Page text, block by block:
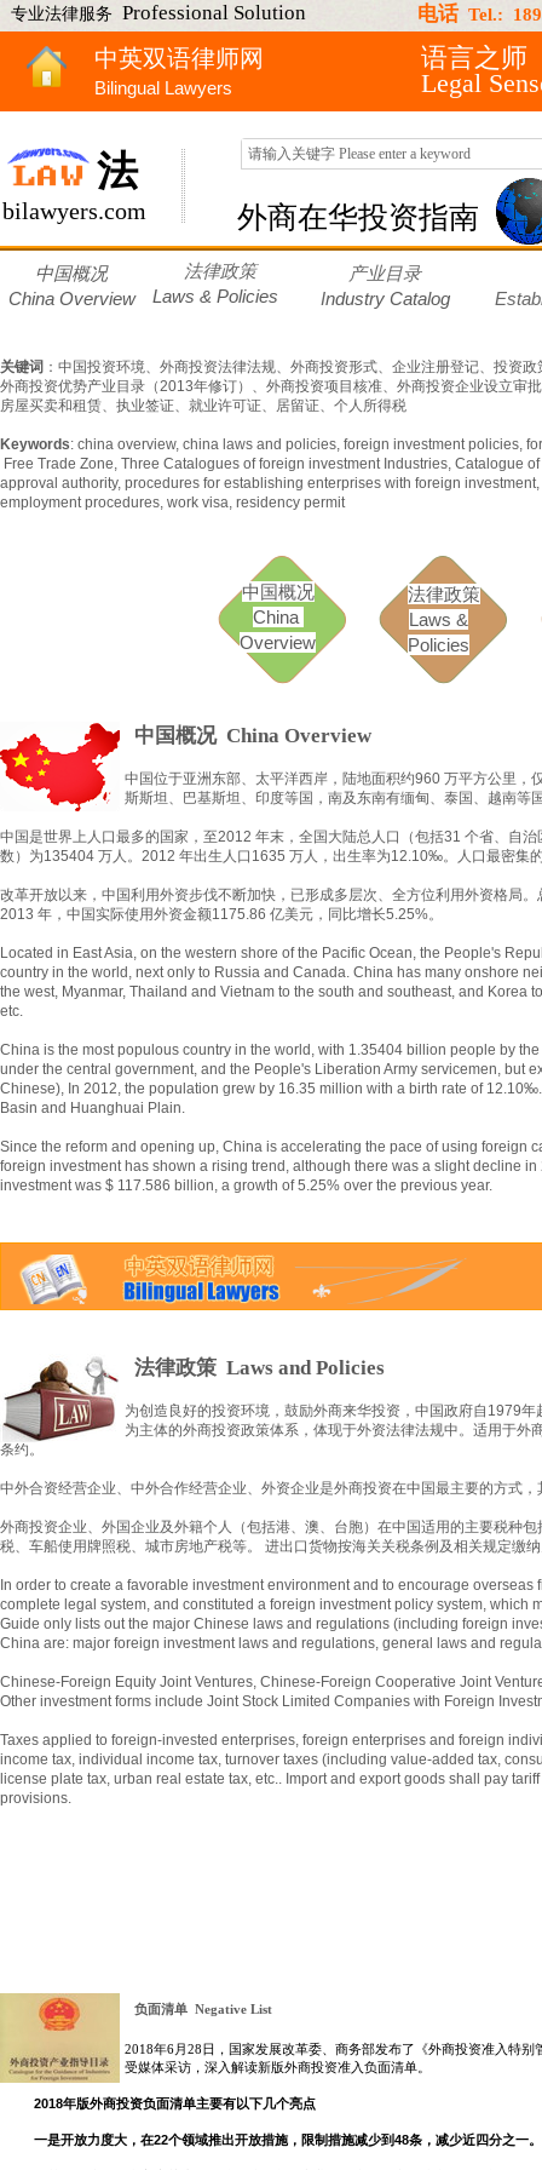
电话Tel.:
专业法律服务 Professional Solution
语言之
Legal
中英双语律师网
Bilingual Lawyers
法
bilawyers.com 外商在华投资指南
法律政策
Laws & Policies
产业目录
Industry Catalog
中国概况
China Overview
关键词 ：中国投资环境、外商投资法律法规、外商投资形式、企业注册登记、投资
外商投资优势产业目录（2013年修订）、外商投资项目核准、外商投资企业设立审
房屋买卖和租赁、执业签证、就业许可证、居留证、个人所得税
Keywords: china overview, china laws and policies, foreign investment policies,
Free Trade Zone, Three Catalogues of foreign investment Industries, Catalogue
approval authority, procedures for establishing enterprises with foreign
employment procedures, work visa, residency permit
中国概况
China
Overview
法律政策
Laws &
Policies
中国概况 China Overview
中国位于亚洲东部、太平洋西岸，陆地面积约960 万平方公里
斯斯坦、巴基斯坦、印度等国，南及东南有缅甸、泰国、越南
中国是世界上人口最多的国家，至2012 年末，全国大陆总人口（包括31 个省、自
数）为135404 万人。2012 年出生人口1635 万人，出生率为12.10‰。人口最密集
改革开放以来，中国利用外资步伐不断加快，已形成多层次、全方位利用外资格局
2013 年，中国实际使用外资金额1175.86 亿美元，同比增长5.25%。
Located in East Asia, on the western shore of the Pacific Ocean, the People's
country in the world, next only to Russia and Canada. China has many onshore
the west, Myanmar, Thailand and Vietnam to the south and southeast, and
etc.
China is the most populous country in the world, with 1.35404 billion people by
under the central government, and the People's Liberation Army servicemen,
Chinese), In 2012, the population grew by 16.35 million with a birth rate of
Basin and Huanghuai Plain.
Since the reform and opening up, China is accelerating the pace of using foreign
foreign investment has shown a rising trend, although there was a slight decline
investment was $ 117.586 billion, a growth of 5.25% over the previous year.
法律政策 Laws and Policies
为创造良好的投资环境，鼓励外商来华投资，中国政府自1979
为主体的外商投资政策体系，体现于外资法律法规中。适用于外
条约。
中外合资经营企业、中外合作经营企业、外资企业是外商投资在中国最主要的方式
外商投资企业、外国企业及外籍个人（包括港、澳、台胞）在中国适用的主要税种
税、车船使用牌照税、城市房地产税等。 进出口货物按海关关税条例及相关规定缴
In order to create a favorable investment environment and to encourage
complete legal system, and constituted a foreign investment policy system,
Guide only lists out the major Chinese laws and regulations (including foreign
China are: major foreign investment laws and regulations, general laws and
Chinese-Foreign Equity Joint Ventures, Chinese-Foreign Cooperative Joint
Other investment forms include Joint Stock Limited Companies with Foreign
Taxes applied to foreign-invested enterprises, foreign enterprises and foreign
income tax, individual income tax, turnover taxes (including value-added tax,
license plate tax, urban real estate tax, etc.. Import and export goods shall pay
provisions.
负面清单 Negative List
2018年6月28日，国家发展改革委、商务部发布了《外商投资准入特
受媒体采访，深入解读新版外商投资准入负面清单。
2018年版外商投资负面清单主要有以下几个亮点
一是开放力度大，在22个领域推出开放措施，限制措施减少到48条，减少近四分之一。